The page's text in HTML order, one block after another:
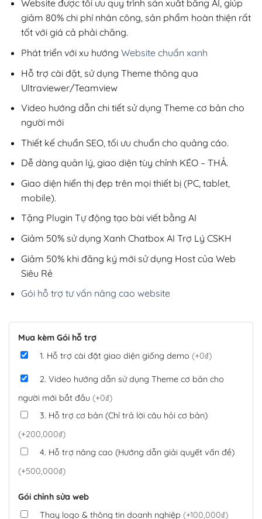
Website được tối ưu quy trình sản xuất bằng AI, giúp
giảm 80% chi phí nhân công, sản phẩm hoàn thiện rất
tốt với giá cả phải chăng.
Phát triển với xu hướng Website chuẩn xanh
Hỗ trợ cài đặt, sử dụng Theme thông qua
Ultraviewer/Teamview
Video hướng dẫn chi tiết sử dụng Theme cơ bản cho
người mới
Thiết kế chuẩn SEO, tối ưu chuẩn cho quảng cáo.
Dễ dàng quản lý, giao diện tùy chỉnh KÉO – THẢ.
Giao diện hiển thị đẹp trên mọi thiết bị (PC, tablet,
mobile).
Tặng Plugin Tự động tạo bài viết bằng AI
Giảm 50% sử dụng Xanh Chatbox AI Trợ Lý CSKH
Giảm 50% khi đăng ký mới sử dụng Host của Web
Siêu Rẻ
Gói hỗ trợ tư vấn nâng cao website
Mua kèm Gói hỗ trợ
1. Hỗ trợ cài đặt giao diện giống demo (+0₫)
2. Video hướng dẫn sử dụng Theme cơ bản cho
người mới bắt đầu (+0₫)
3. Hỗ trợ cơ bản (Chỉ trả lời câu hỏi cơ bản)
(+200,000₫)
4. Hỗ trợ nâng cao (Hướng dẫn giải quyết vấn đề)
(+500,000₫)
Gói chỉnh sửa web
Thay logo & thông tin doanh nghiệp (+100,000₫)